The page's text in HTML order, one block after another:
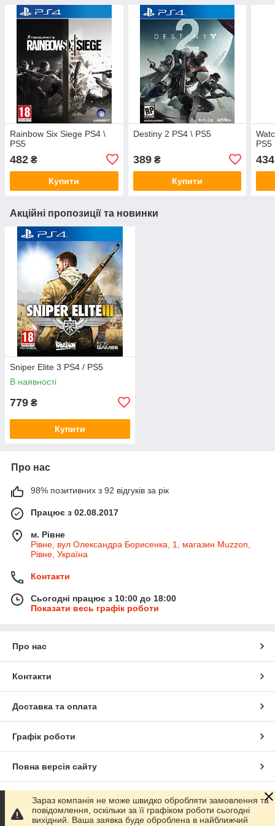
Rainbow Six Siege PS4 \
PS5
482 ₴
Купити
Destiny 2 PS4 \ PS5
389₴
Купити
PS5
434
Акційні пропозиції та новинки
Sniper Elite 3 PS4 / PS5
В наявності
779 ₴
Купити
Про нас
98% позитивних з 92 відгуків за рік
Працює з 02.08.2017
м. Рівне
Рівне, вул Олександра Борисенка, 1, магазин Muzzon,
Рівне, Україна
Контакти
Сьогодні працює з 10:00 до 18:00
Показати весь графік роботи
Про нас
Контакти
Доставка та оплата
Графік роботи
Повна версія сайту
Сайт створено на маркетплейсі Prom.ua
Зараз компанія не може швидко обробляти замовлення та
повідомлення, оскільки за її графіком роботи сьогодні
вихідний. Ваша заявка буде оброблена в найближчий